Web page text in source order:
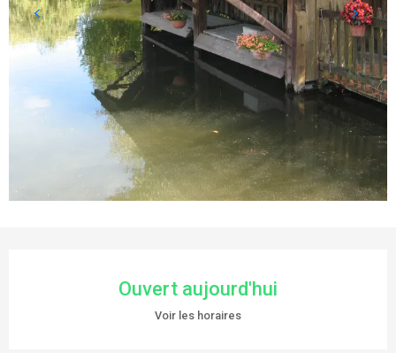
Ouvert aujourd'hui
Voir les horaires